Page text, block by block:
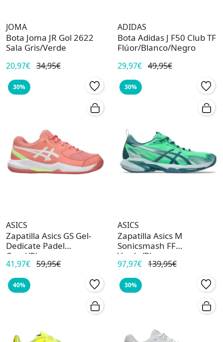
JOMA
Bota Joma JR Gol 2622
Sala Gris/Verde
20,97€ 34,95€
ADIDAS
Bota Adidas J F50 Club TF
Flúor/Blanco/Negro
29,97€ 49,95€
30%
ASICS
Zapatilla Asics GS Gel-
Dedicate Padel
Coral/Blanco
41,97€ 59,95€
30%
ASICS
Zapatilla Asics M
Sonicsmash FF
Verde/Blanco
97,97€ 139,95€
40% 30%